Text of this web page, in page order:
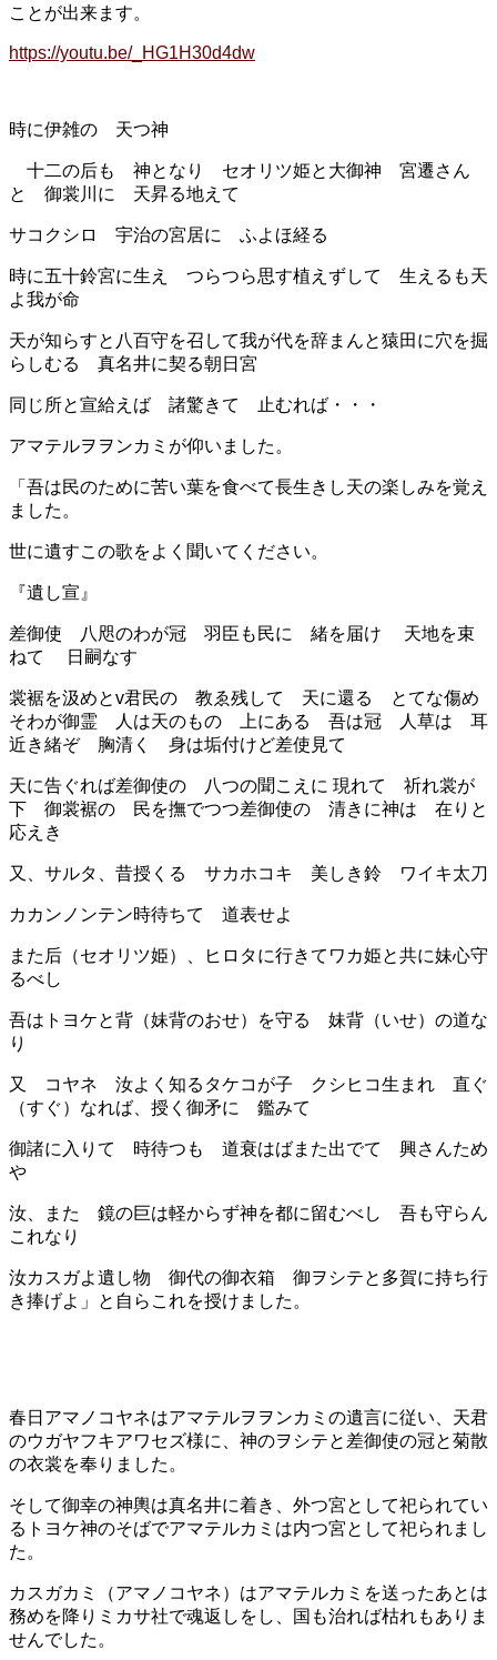
ことが出来ます。
https://youtu.be/_HG1H30d4dw
時に伊雑の 天つ神
十二の后も 神となり セオリツ姫と 大御神 宮遷さん
と 御裳川 に 天昇る地えて
サコクシロ 宇治の宮居に ふよほ経る
時に五十鈴宮に生え つらつら思す植えずして 生えるも天
よ我が命
天が知らすと八百守を召して我が代を辞まんと猿田に穴を掘
らしむる 真名井に契る朝日宮
同じ所と宣給えば 諸驚きて 止むれば・・・
アマテルヲヲンカミが仰いました。
「吾は民のために苦い葉を食べて長生きし天の楽しみを覚え
ました。
世に遺すこの歌をよく聞いてください。
『遺し宣』
差御使 八咫のわが冠 羽臣 も民に 緒を届け
天地を束
ねて
日嗣なす
裳裾を汲めとv君民の 教ゑ残して 天に還る
とてな傷め
そわが御霊 人は天のもの 上にある 吾は冠 人草は 耳
近き緒ぞ 胸清く 身は垢付けど差使 見て
天に告ぐれば差御使の 八つの聞こえに 現れて 祈れ裳が
下 御裳裾の 民を撫でつつ差御使の 清きに神は 在りと
応えき
又、サルタ、昔授くる サカホコキ 美しき鈴 ワイキ太刀
カカンノンテン時待ちて 道表せよ
また后（セオリツ姫）、ヒロタに行きてワカ姫と共に妹心守
るべし
吾はトヨケと背（妹背のおせ）を守る 妹背（いせ）の道な
り
又 コヤネ 汝よく知るタケコが子 クシヒコ生まれ 直ぐ
（すぐ）なれば、授く御矛に 鑑みて
御諸に入りて 時待つも 道衰はばまた出でて 興さんため
や
汝、また 鏡の巨は軽からず神を都に留むべし 吾も守らん
これなり
汝カスガよ遺し物 御代の御衣箱 御ヲシテと 多賀に持ち行
き捧げよ」と自らこれを授けました。
春日アマノコヤネはアマテルヲヲンカミの遺言に従い、天君
のウガヤフキアワセズ様に、神のヲシテと差御使の冠と菊散
の衣裳を奉りました。
そして御幸の神輿は真名井に着き、外つ宮として祀られてい
るトヨケ神のそばでアマテルカミは内つ宮として祀られまし
た。
カスガカミ（アマノコヤネ）はアマテルカミを送ったあとは
務めを降り ミカサ社で魂返しをし、国も治れば枯れもありま
せんでした。